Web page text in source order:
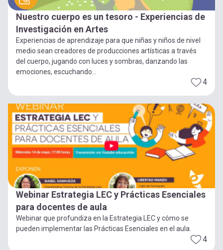
Nuestro cuerpo es un tesoro - Experiencias de
Investigación en Artes
Experiencias de aprendizaje para que niñas y niños de nivel
medio sean creadores de producciones artísticas a través
del cuerpo, jugando con luces y sombras, danzando las
emociones, escuchando...
4
Webinar Estrategia LEC y Prácticas Esenciales
para docentes de aula
Webinar que profundiza en la Estrategia LEC y cómo se
pueden implementar las Prácticas Esenciales en el aula.
4